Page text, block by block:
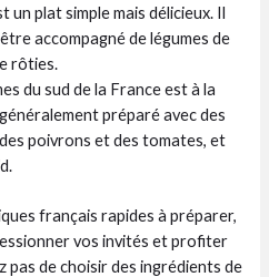
un plat simple mais délicieux. Il
accompagné de légumes de
rôties.
du sud de la France est à la
préparé avec des
poivrons et des tomates, et
français rapides à préparer,
vos invités et profiter
pas de choisir des ingrédients de